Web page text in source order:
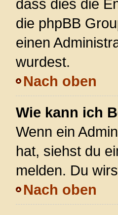
dass dies die
die phpBB
einen
wurdest.
Nach oben
Wie kann ich
Wenn ein
hat, siehst du
melden. Du
Nach oben